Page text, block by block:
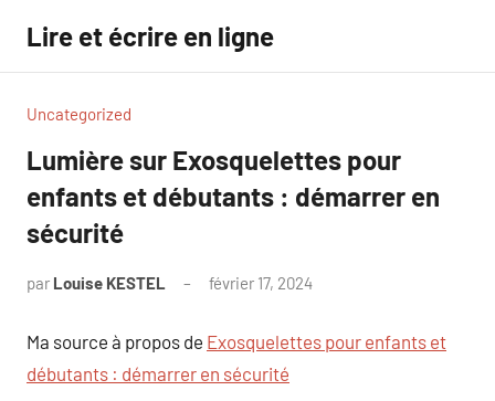
contenu
Lire et écrire en ligne
Uncategorized
Lumière sur Exosquelettes pour
enfants et débutants : démarrer en
sécurité
par Louise KESTEL février 17, 2024
Ma source à propos de Exosquelettes pour enfants et
débutants : démarrer en sécurité